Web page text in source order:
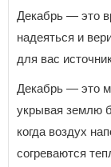
Декабрь — это
надеяться и
для вас
Декабрь — это
укрывая землю
когда воздух
согреваются